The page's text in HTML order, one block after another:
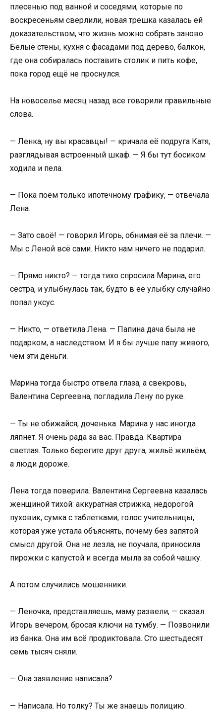
плесенью под ванной и соседями, которые по
воскресеньям сверлили, новая трёшка казалась ей
доказательством, что жизнь можно собрать заново.
Белые стены, кухня с фасадами под дерево, балкон,
где она собиралась поставить столик и пить кофе,
пока город ещё не проснулся.
На новоселье месяц назад все говорили правильные
слова.
— Ленка, ну вы красавцы! — кричала её подруга Катя,
разглядывая встроенный шкаф. — Я бы тут босиком
ходила и пела.
— Пока поём только ипотечному графику, — отвечала
Лена.
— Зато своё! — говорил Игорь, обнимая её за плечи. —
Мы с Леной всё сами. Никто нам ничего не подарил.
— Прямо никто? — тогда тихо спросила Марина, его
сестра, и улыбнулась так, будто в её улыбку случайно
попал уксус.
— Никто, — ответила Лена. — Папина дача была не
подарком, а наследством. И я бы лучше папу живого,
чем эти деньги.
Марина тогда быстро отвела глаза, а свекровь,
Валентина Сергеевна, погладила Лену по руке.
— Ты не обижайся, доченька. Марина у нас иногда
ляпнет. Я очень рада за вас. Правда. Квартира
светлая. Только берегите друг друга, жильё жильём,
а люди дороже.
Лена тогда поверила. Валентина Сергеевна казалась
женщиной тихой: аккуратная стрижка, недорогой
пуховик, сумка с таблетками, голос учительницы,
которая уже устала объяснять, почему без запятой
смысл другой. Она не лезла, не поучала, приносила
пирожки с капустой и всегда мыла за собой чашку.
А потом случились мошенники.
— Леночка, представляешь, маму развели, — сказал
Игорь вечером, бросая ключи на тумбу. — Позвонили
из банка. Она им всё продиктовала. Сто шестьдесят
семь тысяч сняли.
— Она заявление написала?
— Написала. Но толку? Ты же знаешь полицию.